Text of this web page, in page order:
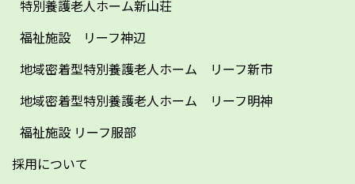
特別養護老人ホーム新山荘
福祉施設 リーフ神辺
地域密着型特別養護老人ホーム リーフ新市
地域密着型特別養護老人ホーム リーフ明神
福祉施設 リーフ服部
採用について